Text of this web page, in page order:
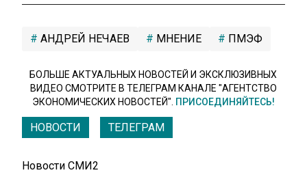
АНДРЕЙ НЕЧАЕВ МНЕНИЕ ПМЭФ
БОЛЬШЕ АКТУАЛЬНЫХ НОВОСТЕЙ И ЭКСКЛЮЗИВНЫХ
ВИДЕО СМОТРИТЕ В ТЕЛЕГРАМ КАНАЛЕ "АГЕНТСТВО
ЭКОНОМИЧЕСКИХ НОВОСТЕЙ". ПРИСОЕДИНЯЙТЕСЬ!
НОВОСТИ ТЕЛЕГРАМ
Новости СМИ2